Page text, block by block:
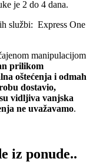
je 2 do 4 dana.
službi: Express One
manipulacijom
prilikom
oštećenja i odmah
dostavio,
vidljiva vanjska
ne uvažavamo.
iz ponude..